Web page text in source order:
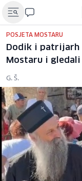
POSJETA MOSTARU
Dodik i
Mostaru i
G. Š.